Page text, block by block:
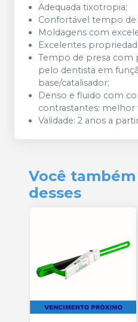
Adequada tixotropia;
Confortável tempo de
Moldagens com
Excelentes
Tempo de presa com
pelo dentista em
base/catalisador;
Denso e fluido com
contrastantes: melhor
Validade: 2 anos a
Você
desses